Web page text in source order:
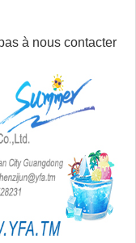
à nous contacter